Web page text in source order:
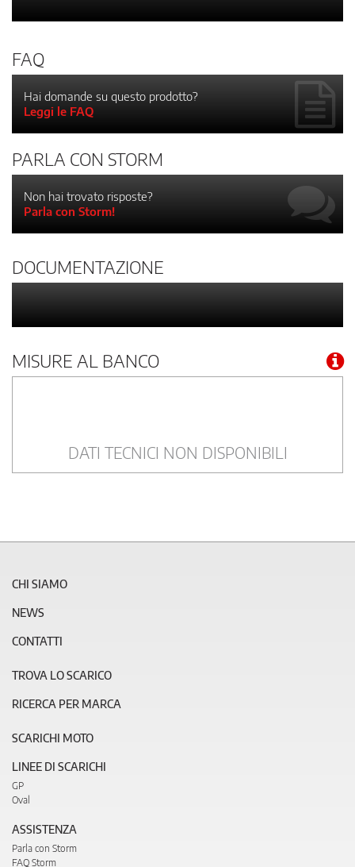
FAQ
Hai domande su questo prodotto?
Leggi le FAQ
PARLA CON STORM
Non hai trovato risposte?
Parla con Storm!
DOCUMENTAZIONE
MISURE AL BANCO
DATI TECNICI NON DISPONIBILI
CHI SIAMO
NEWS
CONTATTI
TROVA LO SCARICO
RICERCA PER MARCA
SCARICHI MOTO
LINEE DI SCARICHI
GP
Oval
ASSISTENZA
Parla con Storm
FAQ Storm